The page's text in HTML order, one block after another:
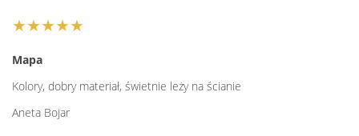
★★★★★
Mapa
Kolory, dobry materiał, świetnie leży na ścianie
Aneta Bojar